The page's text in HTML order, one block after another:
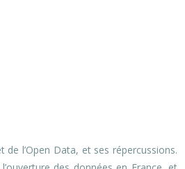
l’Open Data, et ses répercussions.